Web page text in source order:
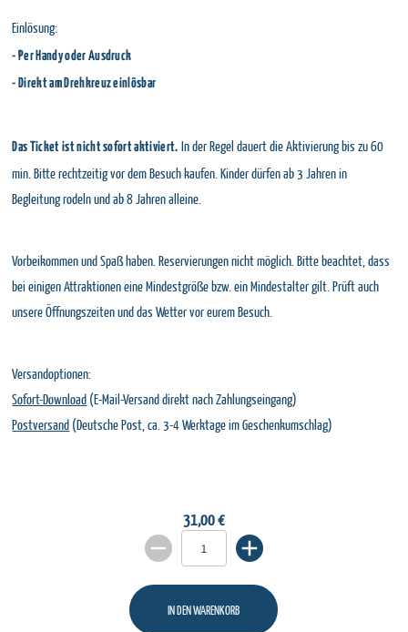
Einlösung:
- Per Handy oder Ausdruck
- Direkt am Drehkreuz einlösbar
Das Ticket ist nicht sofort aktiviert. In der Regel dauert die Aktivierung bis zu 60
min. Bitte rechtzeitig vor dem Besuch kaufen. Kinder dürfen ab 3 Jahren in
Begleitung rodeln und ab 8 Jahren alleine.
Vorbeikommen und Spaß haben. Reservierungen nicht möglich. Bitte beachtet, dass
bei einigen Attraktionen eine Mindestgröße bzw. ein Mindestalter gilt. Prüft auch
unsere Öffnungszeiten und das Wetter vor eurem Besuch.
Versandoptionen:
Sofort-Download (E-Mail-Versand direkt nach Zahlungseingang)
Postversand (Deutsche Post, ca. 3-4 Werktage im Geschenkumschlag)
31,00 €
IN DEN WARENKORB